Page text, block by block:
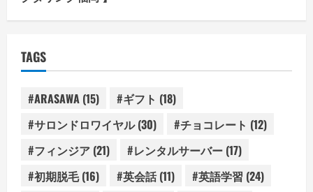
TAGS
#ARASAWA (15) #ギフト (18)
#サロンドロワイヤル(30) #チョコレート (12)
#フィンジア (21) #レンタルサーバー (17)
#初期脱毛(16) #英会話(11) #英語学習 (24)